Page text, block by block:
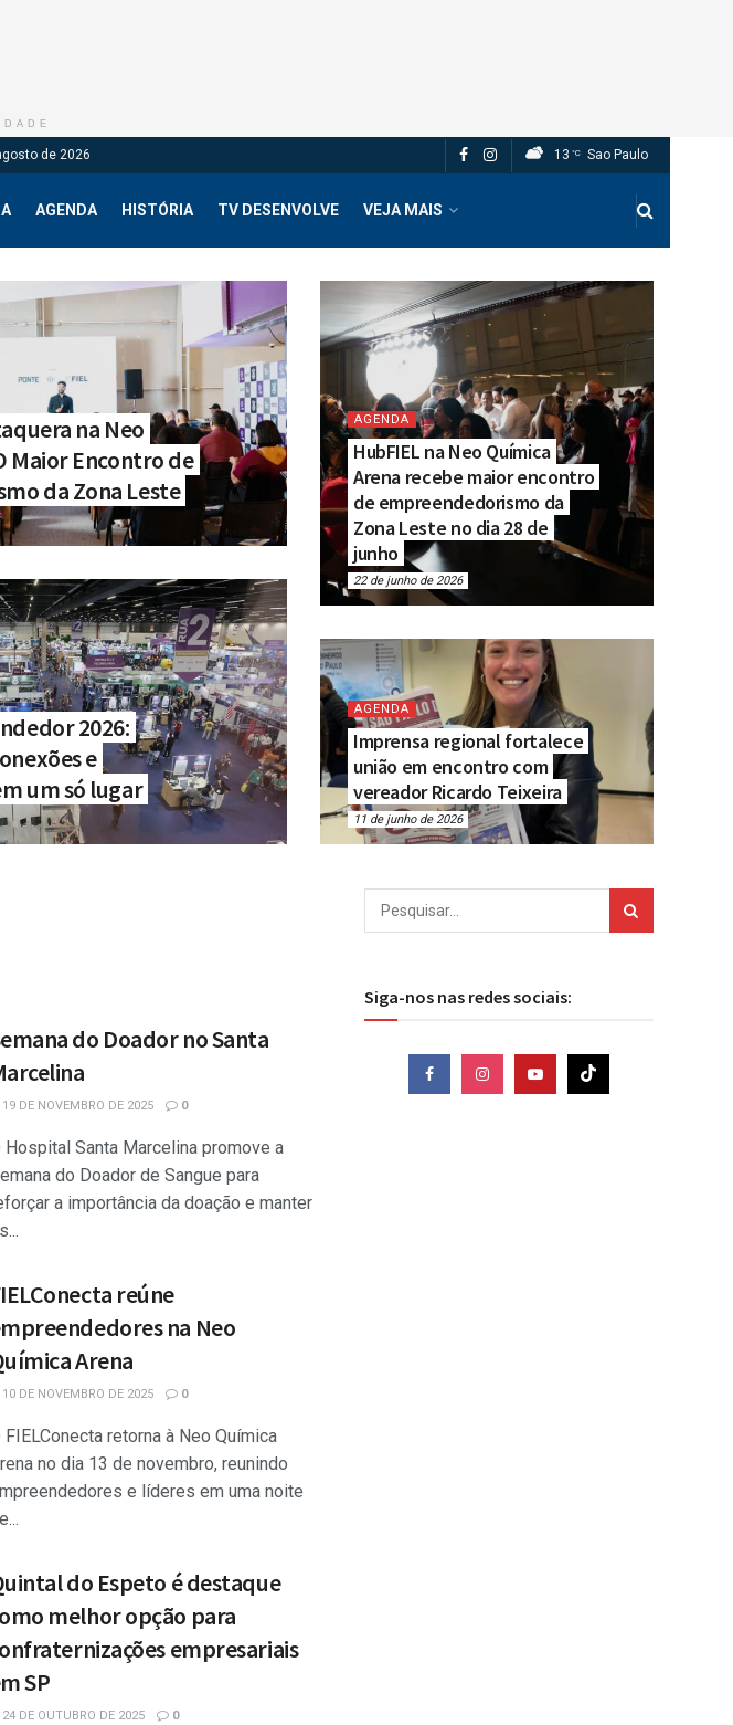
de 2026 13 °C Sao Paulo
AGENDA HISTÓRIA TV DESENVOLVE VEJA MAIS
na Neo
Maior Encontro de
da Zona Leste
2026:
e
um só lugar
AGENDA
HubFIEL na Neo Química
Arena recebe maior encontro
de empreendedorismo da
Zona Leste no dia 28 de
junho
22 de junho de 2026
AGENDA
Imprensa regional fortalece
união em encontro com
vereador Ricardo Teixeira
11 de junho de 2026
do Doador no Santa
DE NOVEMBRO DE 2025 0
Hospital Santa Marcelina promove a
do Doador de Sangue para
a importância da doação e manter
reúne
na Neo
Arena
DE NOVEMBRO DE 2025 0
FIELConecta retorna à Neo Química
no dia 13 de novembro, reunindo
e líderes em uma noite
do Espeto é destaque
melhor opção para
empresariais
SP
DE OUTUBRO DE 2025 0
Siga-nos nas redes sociais: